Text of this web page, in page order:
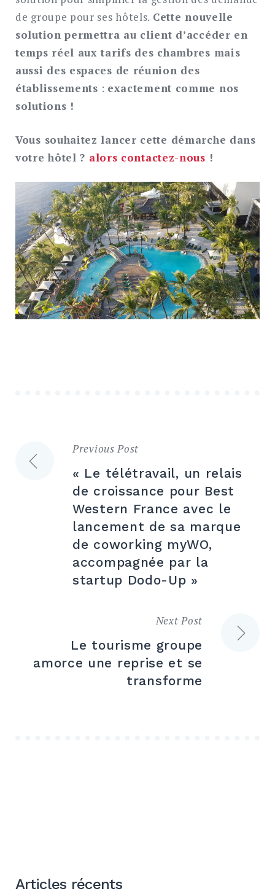
de groupe pour ses hôtels. Cette nouvelle
solution permettra au client d’accéder en
temps réel aux tarifs des chambres mais
aussi des espaces de réunion des
établissements : exactement comme nos
solutions !
Vous souhaitez lancer cette démarche dans
votre hôtel ? alors contactez-nous !
Navigation
l’article
Previous Post
« Le télétravail, un relais
de croissance pour Best
Western France avec le
lancement de sa marque
de coworking myWO,
accompagnée par la
startup Dodo-Up »
Next Post
Le tourisme groupe
amorce une reprise et se
transforme
Articles récents